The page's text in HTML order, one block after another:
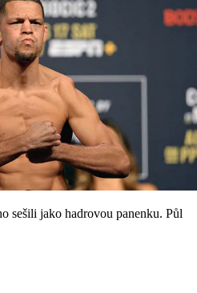
sešili jako hadrovou panenku. Půl